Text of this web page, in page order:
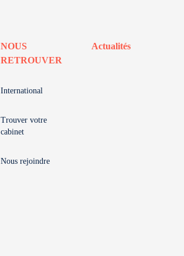
NOUS
RETROUVER
International
Trouver votre
cabinet
Nous rejoindre
Actualités